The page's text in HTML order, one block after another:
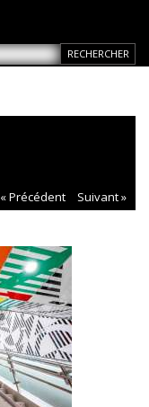
« Précédent
Suivant »